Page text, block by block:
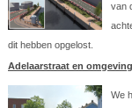
van
dit hebben opgelost.
Adelaarstraat en omgeving
We